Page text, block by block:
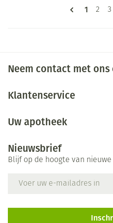
U lees
1 2 3
Neem contact met ons
Klantenservice
Uw apotheek
Nieuwsbrief
Blijf op de hoogte van